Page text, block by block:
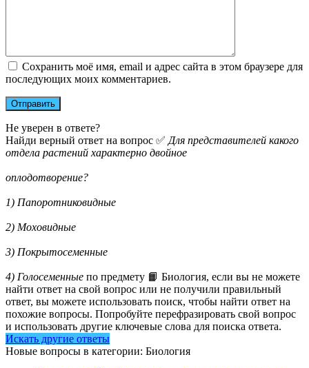
Сохранить моё имя, email и адрес сайта в этом браузере для
последующих моих комментариев.
Не уверен в ответе?
Найди верный ответ на вопрос ✅ Для представителей какого
отдела растений характерно двойное
оплодотворение?
1) Папоротниковидные
2) Моховидные
3) Покрытосеменные
4) Голосеменные по предмету 📙 Биология, если вы не можете
найти ответ на свой вопрос или не получили правильный
ответ, вы можете использовать поиск, чтобы найти ответ на
похожие вопросы. Попробуйте перефразировать свой вопрос
и использовать другие ключевые слова для поиска ответа.
Искать другие ответы
Новые вопросы в категории: Биология